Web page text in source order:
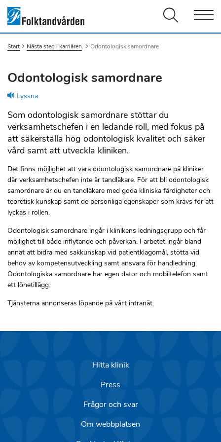
Start Nästa steg i karriären Du är här:
Odontologisk samordnare
Odontologisk samordnare
Lyssna
Som odontologisk samordnare stöttar du
verksamhetschefen i en ledande roll, med fokus på
att säkerställa hög odontologisk kvalitet och säker
vård samt att utveckla kliniken.
Det finns möjlighet att vara odontologisk samordnare på kliniker
där verksamhetschefen inte är tandläkare. För att bli odontologisk
samordnare är du en tandläkare med goda kliniska färdigheter och
teoretisk kunskap samt de personliga egenskaper som krävs för att
lyckas i rollen.
Odontologisk samordnare ingår i klinikens ledningsgrupp och får
möjlighet till både inflytande och påverkan. I arbetet ingår bland
annat att bidra med sakkunskap vid patientklagomål, stötta vid
behov av kompetensutveckling samt ansvara för handledning.
Odontologiska samordnare har egen dator och mobiltelefon samt
ett lönetillägg.
Tjänsterna annonseras löpande på vårt intranät.
Hitta klinik
Press
Frågor och svar
Om webbplatsen